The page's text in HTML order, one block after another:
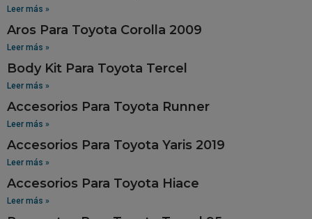
Leer más »
Aros Para Toyota Corolla 2009
Leer más »
Body Kit Para Toyota Tercel
Leer más »
Accesorios Para Toyota Runner
Leer más »
Accesorios Para Toyota Yaris 2019
Leer más »
Accesorios Para Toyota Hiace
Leer más »